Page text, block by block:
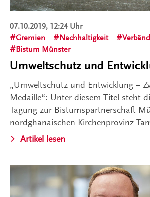
07.10.2019, 12:24 Uhr
Gremien
Nachhaltigkeit
Bistum Münster
Umweltschutz und
„Umweltschutz und Entwicklung –
Medaille“: Unter diesem Titel steht
Tagung zur Bistumspartnerschaft
nordghanaischen Kirchenprovinz
Artikel lesen